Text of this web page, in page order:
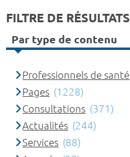
FILTRE DE RÉSULTATS
Par type de contenu
Professionnels de santé
Pages (1228)
Consultations (371)
Actualités (244)
Services (88)